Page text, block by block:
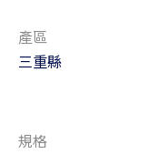
產區
三重縣
規格